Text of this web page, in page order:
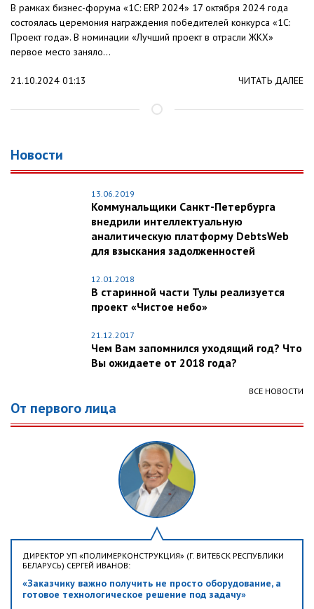
В рамках бизнес-форума «1С: ERP 2024» 17 октября 2024 года
состоялась церемония награждения победителей конкурса «1С:
Проект года». В номинации «Лучший проект в отрасли ЖКХ»
первое место заняло...
21.10.2024 01:13 ЧИТАТЬ ДАЛЕЕ
Новости
13.06.2019
Коммунальщики Санкт-Петербурга
внедрили интеллектуальную
аналитическую платформу DebtsWeb
для взыскания задолженностей
12.01.2018
В старинной части Тулы реализуется
проект «Чистое небо»
21.12.2017
Чем Вам запомнился уходящий год? Что
Вы ожидаете от 2018 года?
ВСЕ НОВОСТИ
От первого лица
ДИРЕКТОР УП «ПОЛИМЕРКОНСТРУКЦИЯ» (Г. ВИТЕБСК РЕСПУБЛИКИ
БЕЛАРУСЬ) СЕРГЕЙ ИВАНОВ:
«Заказчику важно получить не просто оборудование, а
готовое технологическое решение под задачу»